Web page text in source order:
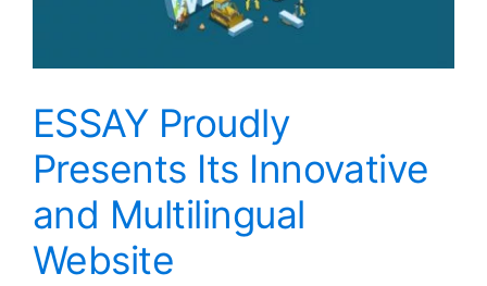
ESSAY Proudly
Presents Its Innovative
and Multilingual
Website